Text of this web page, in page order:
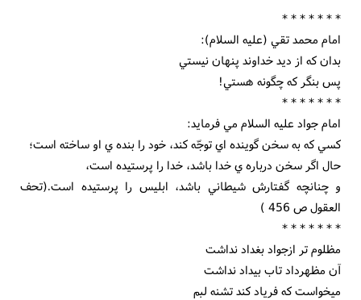
* * * * * * *
امام محمد تقي (علیه السلام):
بدان که از ديد خداوند پنهان نيستي
پس بنگر که چگونه هستي!
* * * * * * *
امام جواد عليه السلام مي فرمايد:
کسي که به سخن گوينده اي توجّه کند، خود را بنده ي او ساخته است؛
حال اگر سخن درباره ي خدا باشد، خدا را پرستيده است،
و چنانچه گفتارش شيطاني باشد، ابليس را پرستيده است.(تحف
العقول ص 456 )
* * * * * * *
مظلوم تر ازجواد بغداد نداشت
آن مظهرداد تاب بيداد نداشت
ميخواست كه فرياد كند تشنه لبم